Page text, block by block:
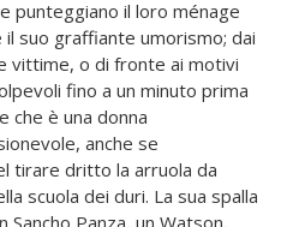
punteggiano il loro ménage
suo graffiante umorismo; dai
vittime, o di fronte ai motivi
fino a un minuto prima
che è una donna
anche se
tirare dritto la arruola da
scuola dei duri. La sua spalla